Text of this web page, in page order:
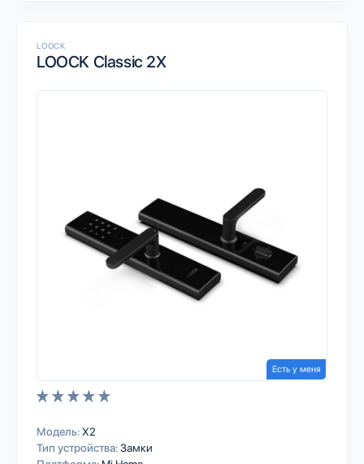
LOOCK
LOOCK Classic 2X
Есть у меня
Модель:X2
Тип устройства:Замки